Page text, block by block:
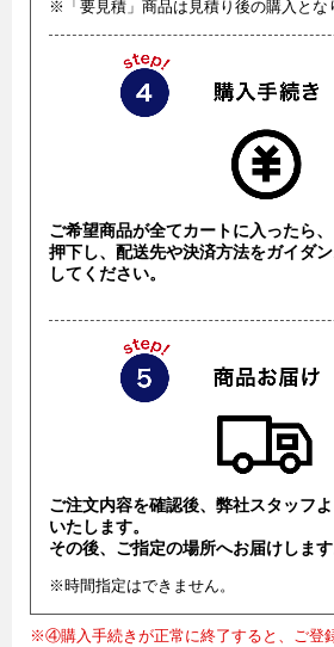
※「要見積」商品は見積り後の購入とな
ご希望商品が全てカートに入ったら
押下し、配送先や決済方法をガイダ
してください。
ご注文内容を確認後、弊社スタッフ
いたします。
その後、ご指定の場所へお届けします
※時間指定はできません。
※④購入手続きが正常に終了すると、ご登